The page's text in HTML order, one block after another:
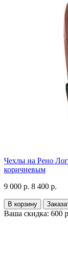
Чехлы на Рено
коричневым
9 000 р. 8 400 р.
В корзину
Ваша скидка: 600